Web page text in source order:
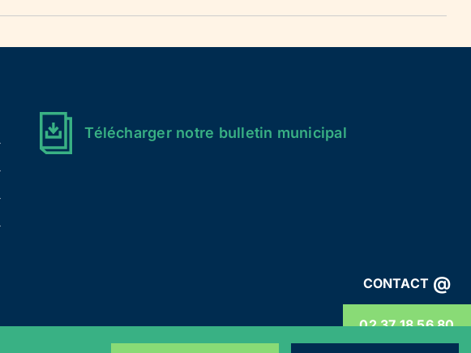
CONTACT @
02 37 18 56 80
Télécharger notre bulletin municipal